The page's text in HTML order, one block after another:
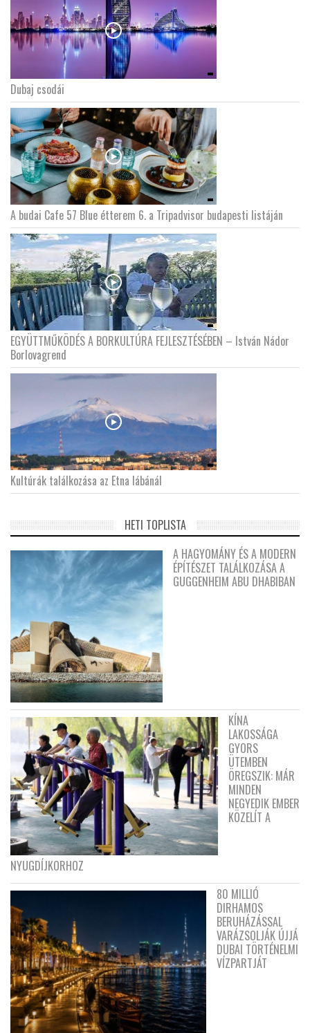
Dubaj csodái
A budai Cafe 57 Blue étterem 6. a Tripadvisor budapesti listáján
EGYÜTTMŰKÖDÉS A BORKULTÚRA FEJLESZTÉSÉBEN – István Nádor
Borlovagrend
Kultúrák találkozása az Etna lábánál
HETI TOPLISTA
A HAGYOMÁNY ÉS A MODERN
ÉPÍTÉSZET TALÁLKOZÁSA A
GUGGENHEIM ABU DHABIBAN
KÍNA
LAKOSSÁGA
GYORS
ÜTEMBEN
ÖREGSZIK: MÁR
MINDEN
NEGYEDIK EMBER
KÖZELÍT A
NYUGDÍJKORHOZ
80 MILLIÓ
DIRHAMOS
BERUHÁZÁSSAL
VARÁZSOLJÁK ÚJJÁ
DUBAI TÖRTÉNELMI
VÍZPARTJÁT